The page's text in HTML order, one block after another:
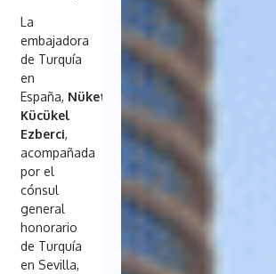
La
embajadora
de Turquía
en
España, Nüket
Kücükel
Ezberci,
acompañada
por el
cónsul
general
honorario
de Turquía
en Sevilla,